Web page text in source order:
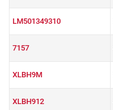
LM501349310
7157
XLBH9M
XLBH912